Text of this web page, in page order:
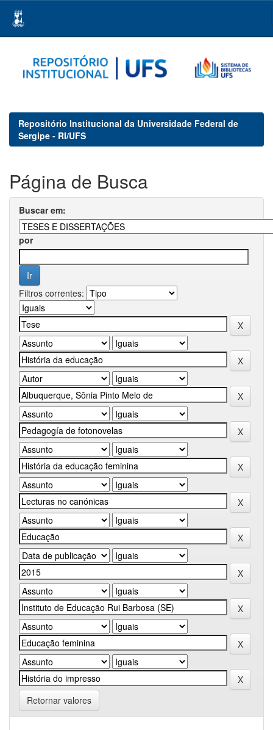
navigation
Repositório Institucional da Universidade Federal de
Sergipe - RI/UFS
Página de Busca
Buscar em:
por
Filtros correntes:
Retornar valores